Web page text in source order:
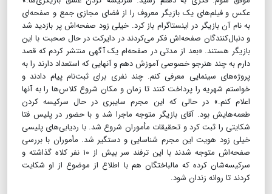
عکس و فیلم‌های یک بازیگر معروف را از فضای مجازی جمع و صفحه‌ای
به نام آن بازیگر در اینستاگرام باز کرد. خیلی زود صفحه‌‌اش پر بازدید شد
و دنبال‌کنندگان صفحه‌‌اش فکر می‌کردند در دایرکت در حال صحبت با این
بازیگر هستند. «بعد از مدتی در صفحه‌ام یک آگهی منتشر کردم که قصد
دارم به چند هنرجو خصوصی آموزش دهم و آنهایی که استعداد دارند را به
پروژه‌های سینمایی معرفی کنم. چند نفری برای ثبت‌نام پیام دادند و
خواستم شهریه را پرداخت کنند تا زمان و مکان شروع کلاس‌ها را به آنها
اعلام کنم.» در حالی که این مجرم سایبری در حال سرکیسه کردن
طعمه‌هایش بود. آقای بازیگر متوجه ماجرا شد و با حضور در پلیس فتا
شکایتی را ثبت کرد و تحقیقات مأموران شروع شد. با ردیابی‌های پلیسی
خیلی زود هویت این مجرم شناسایی و دستگیر شد. مأموران با بررسی
صفحه‌‌اش متوجه شدند با این ترفند سر بیش از ۱۰ نفر کلاه گذاشته و
سرکیسه‌شان کرده که مالباختگان هم با اطلاع از موضوع از او شکایت
کردند تا روانه زندان شود.